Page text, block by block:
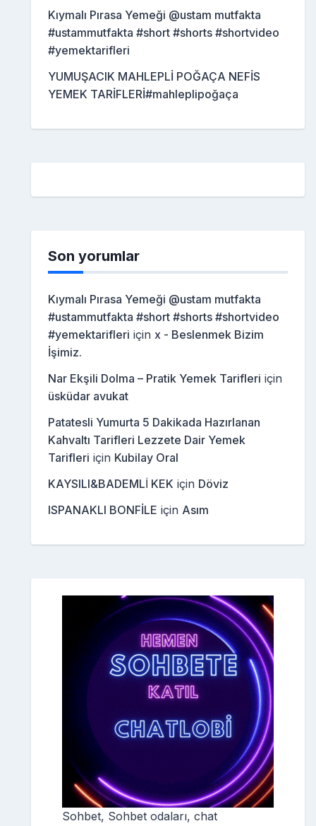
Kıymalı Pırasa Yemeği @ustam mutfakta
#ustammutfakta #short #shorts #shortvideo
#yemektarifleri
YUMUŞACIK MAHLEPLİ POĞAÇA NEFİS
YEMEK TARİFLERİ#mahleplipoğaça
Son yorumlar
Kıymalı Pırasa Yemeği @ustam mutfakta
#ustammutfakta #short #shorts #shortvideo
#yemektarifleri için x - Beslenmek Bizim
İşimiz.
Nar Ekşili Dolma – Pratik Yemek Tarifleri için
üsküdar avukat
Patatesli Yumurta 5 Dakikada Hazırlanan
Kahvaltı Tarifleri Lezzete Dair Yemek
Tarifleri için Kubilay Oral
KAYSILI&BADEMLİ KEK için Döviz
ISPANAKLI BONFİLE için Asım
Sohbet, Sohbet odaları, chat